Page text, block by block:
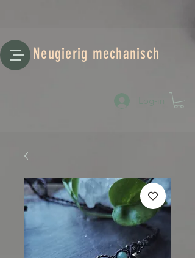
Neugierig mechanisch
Log-in